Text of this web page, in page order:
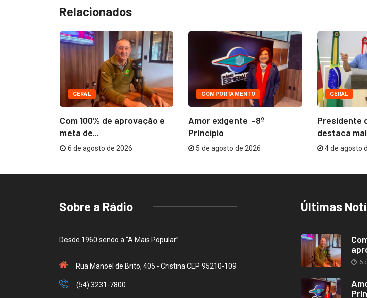
Relacionados
GERAL
Com 100% de aprovação e
meta de...
6 de agosto de 2026
COMPORTAMENTO
Amor exigente -8º
Princípio
5 de agosto de 2026
GERAL
Presidente
destaca
4 de agosto
Sobre a Rádio
Desde 1960 sendo a “A Mais Popular”.
Rua Manoel de Brito, 405 - Cristina CEP 95210-109
(54) 3231-7800
Últimas
6